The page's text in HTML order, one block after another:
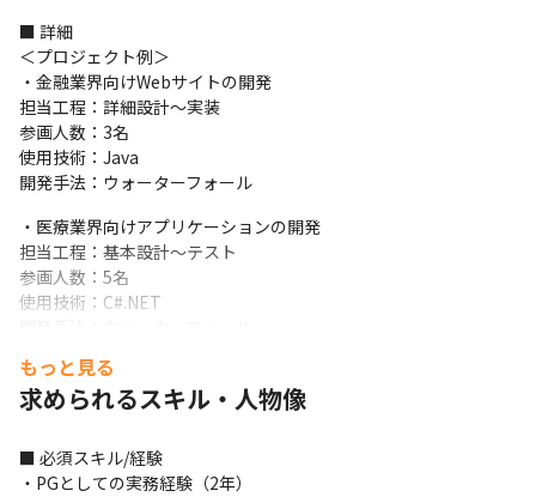
■ 詳細
＜プロジェクト例＞
・金融業界向けWebサイトの開発
担当工程：詳細設計～実装
参画人数：3名
使用技術：Java
開発手法：ウォーターフォール
・医療業界向けアプリケーションの開発
担当工程：基本設計～テスト
参画人数：5名
使用技術：C#.NET
・メーカー向け基盤システム開発
担当工程：要件定義～テスト
使用技術：Java
開発手法：アジャイル
もっと見る
求められるスキル・人物像
■ 必須スキル/経験
・PGとしての実務経験（2年）